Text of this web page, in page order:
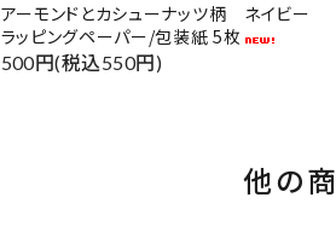
アーモンドとカシューナッツ柄 ネイビー
ラッピングペーパー/包装紙 5枚
500円(税込550円)
他の